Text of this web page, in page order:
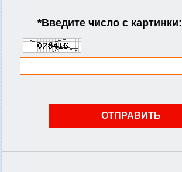
*Введите число с картинки: